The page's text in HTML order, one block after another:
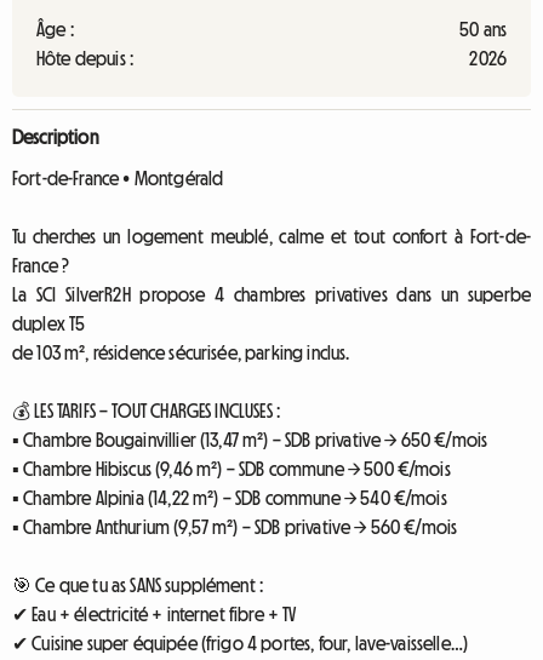
Âge :
50 ans
Hôte depuis :
2026
Description
Fort-de-France • Montgérald
Tu cherches un logement meublé, calme et tout confort à Fort-de-
France ?
La SCI SilverR2H propose 4 chambres privatives dans un superbe
duplex T5
de 103 m², résidence sécurisée, parking inclus.
💰 LES TARIFS – TOUT CHARGES INCLUSES :
▪ Chambre Bougainvillier (13,47 m²) – SDB privative → 650 €/mois
▪ Chambre Hibiscus (9,46 m²) – SDB commune → 500 €/mois
▪ Chambre Alpinia (14,22 m²) – SDB commune → 540 €/mois
▪ Chambre Anthurium (9,57 m²) – SDB privative → 560 €/mois
🎯 Ce que tu as SANS supplément :
✔ Eau + électricité + internet fibre + TV
✔ Cuisine super équipée (frigo 4 portes, four, lave-vaisselle…)